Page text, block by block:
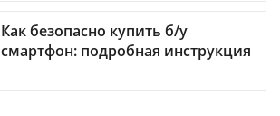
Как безопасно купить б/у
смартфон: подробная инструкция